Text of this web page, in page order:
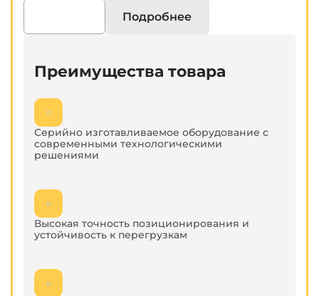
Подробнее
Преимущества товара
Серийно изготавливаемое оборудование с
современными технологическими
решениями
Высокая точность позиционирования и
устойчивость к перегрузкам